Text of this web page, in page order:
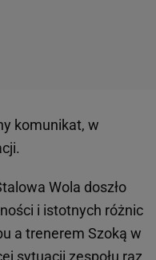
komunikat, w
Wola doszło
i istotnych różnic
a trenerem Szoką w
sytuacji zespołu raz